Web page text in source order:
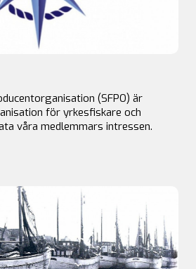
(SFPO) är
för yrkesfiskare och
våra medlemmars intressen.